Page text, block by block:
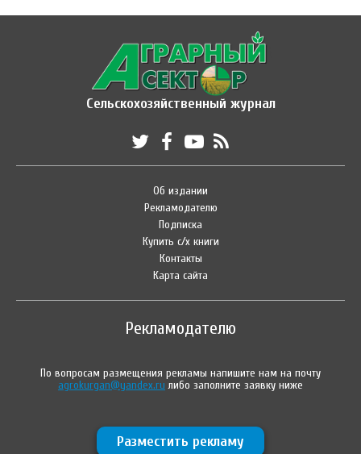
Сельскохозяйственный журнал
Об издании
Рекламодателю
Подписка
Купить с/х книги
Контакты
Карта сайта
Рекламодателю
По вопросам размещения рекламы напишите нам на почту
agrokurgan@yandex.ru либо заполните заявку ниже
Разместить рекламу